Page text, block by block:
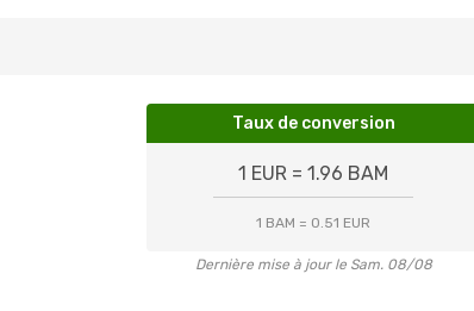
Taux de conversion
1 EUR = 1.96 BAM
1 BAM = 0.51 EUR
Dernière mise à jour le Sam. 08/08